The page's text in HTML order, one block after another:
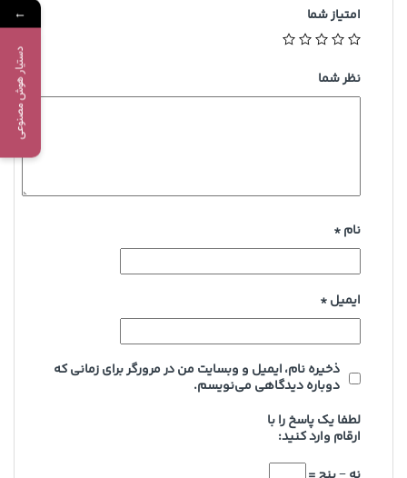
امتیاز شما
نظر شما
نام*
ایمیل*
ذخیره نام، ایمیل و وبسایت من در مرورگر برای زمانی که
دوباره دیدگاهی می‌نویسم.
لطفا یک پاسخ را با
ارقام وارد کنید:
←
دستیار هوش مصنوعی